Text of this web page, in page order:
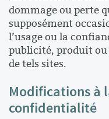
dommage ou perte
supposément
l’usage ou la
publicité, produit
de tels sites.
Modifications à
confidentialité